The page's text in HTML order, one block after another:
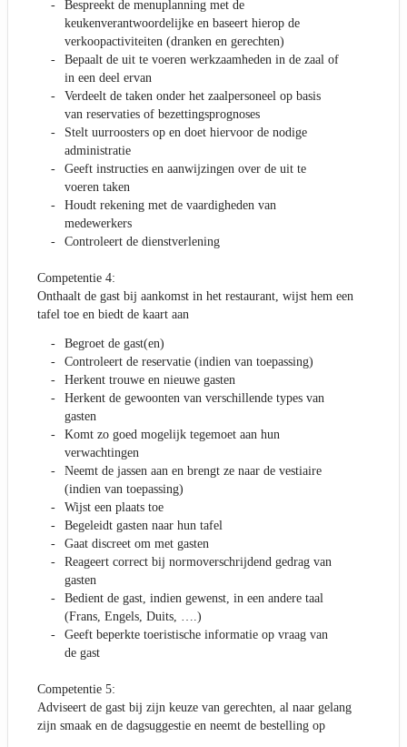
Bespreekt de menuplanning met de
keukenverantwoordelijke en baseert hierop de
verkoopactiviteiten (dranken en gerechten)
Bepaalt de uit te voeren werkzaamheden in de zaal of
in een deel ervan
Verdeelt de taken onder het zaalpersoneel op basis
van reservaties of bezettingsprognoses
Stelt uurroosters op en doet hiervoor de nodige
administratie
Geeft instructies en aanwijzingen over de uit te
voeren taken
Houdt rekening met de vaardigheden van
medewerkers
Controleert de dienstverlening
Competentie 4:
Onthaalt de gast bij aankomst in het restaurant, wijst hem een
tafel toe en biedt de kaart aan
Begroet de gast(en)
Controleert de reservatie (indien van toepassing)
Herkent trouwe en nieuwe gasten
Herkent de gewoonten van verschillende types van
gasten
Komt zo goed mogelijk tegemoet aan hun
verwachtingen
Neemt de jassen aan en brengt ze naar de vestiaire
(indien van toepassing)
Wijst een plaats toe
Begeleidt gasten naar hun tafel
Gaat discreet om met gasten
Reageert correct bij normoverschrijdend gedrag van
gasten
Bedient de gast, indien gewenst, in een andere taal
(Frans, Engels, Duits, ….)
Geeft beperkte toeristische informatie op vraag van
de gast
Competentie 5:
Adviseert de gast bij zijn keuze van gerechten, al naar gelang
zijn smaak en de dagsuggestie en neemt de bestelling op